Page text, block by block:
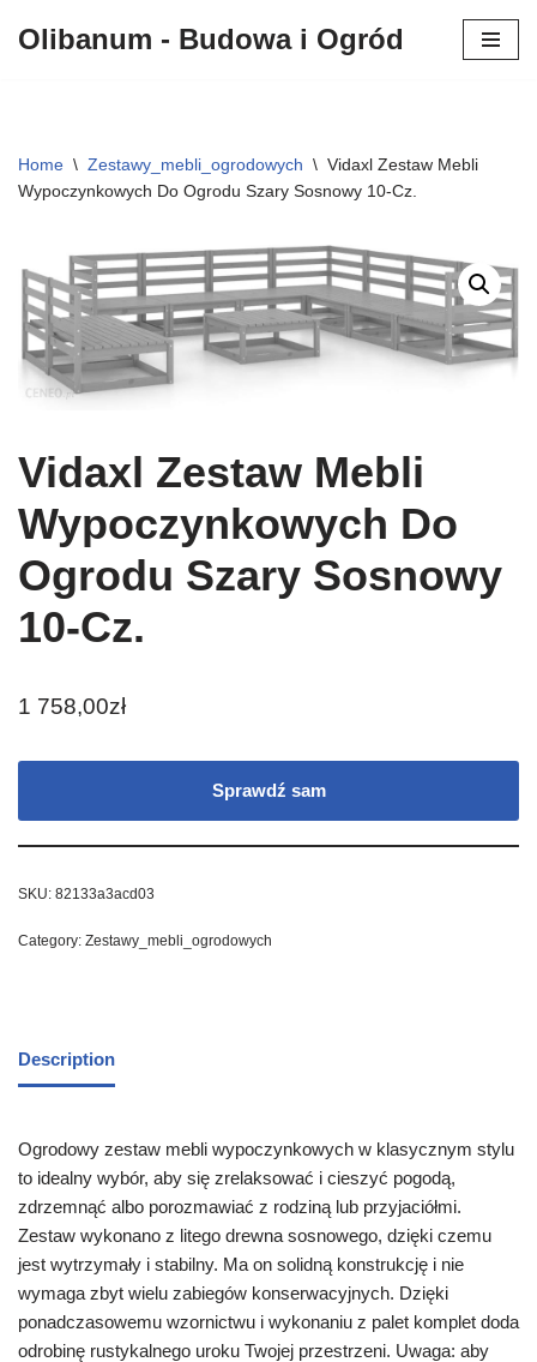
Olibanum - Budowa i Ogród
Home \ Zestawy_mebli_ogrodowych \ Vidaxl Zestaw Mebli
Wypoczynkowych Do Ogrodu Szary Sosnowy 10-Cz.
Vidaxl Zestaw Mebli
Wypoczynkowych Do
Ogrodu Szary Sosnowy
10-Cz.
1 758,00zł
Sprawdź sam
SKU: 82133a3acd03
Category: Zestawy_mebli_ogrodowych
Description
Ogrodowy zestaw mebli wypoczynkowych w klasycznym stylu
to idealny wybór, aby się zrelaksować i cieszyć pogodą,
zdrzemnąć albo porozmawiać z rodziną lub przyjaciółmi.
Zestaw wykonano z litego drewna sosnowego, dzięki czemu
jest wytrzymały i stabilny. Ma on solidną konstrukcję i nie
wymaga zbyt wielu zabiegów konserwacyjnych. Dzięki
ponadczasowemu wzornictwu i wykonaniu z palet komplet doda
odrobinę rustykalnego uroku Twojej przestrzeni. Uwaga: aby